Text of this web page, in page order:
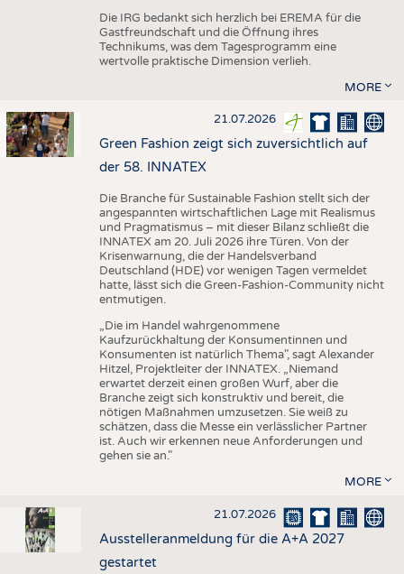
Die IRG bedankt sich herzlich bei EREMA für die
Gastfreundschaft und die Öffnung ihres
Technikums, was dem Tagesprogramm eine
wertvolle praktische Dimension verlieh.
MORE
21.07.2026
Green Fashion zeigt sich zuversichtlich auf
der 58. INNATEX
Die Branche für Sustainable Fashion stellt sich der
angespannten wirtschaftlichen Lage mit Realismus
und Pragmatismus – mit dieser Bilanz schließt die
INNATEX am 20. Juli 2026 ihre Türen. Von der
Krisenwarnung, die der Handelsverband
Deutschland (HDE) vor wenigen Tagen vermeldet
hatte, lässt sich die Green-Fashion-Community nicht
entmutigen.
„Die im Handel wahrgenommene
Kaufzurückhaltung der Konsumentinnen und
Konsumenten ist natürlich Thema", sagt Alexander
Hitzel, Projektleiter der INNATEX. „Niemand
erwartet derzeit einen großen Wurf, aber die
Branche zeigt sich konstruktiv und bereit, die
nötigen Maßnahmen umzusetzen. Sie weiß zu
schätzen, dass die Messe ein verlässlicher Partner
ist. Auch wir erkennen neue Anforderungen und
gehen sie an."
MORE
21.07.2026
Ausstelleranmeldung für die A+A 2027
gestartet